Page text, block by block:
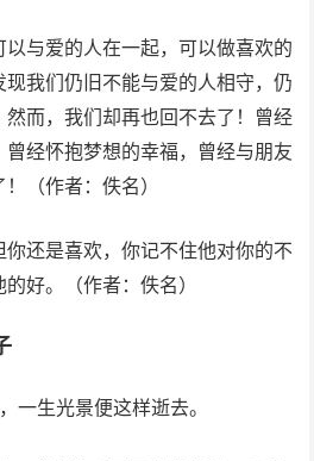
与爱的人在一起，可以做喜欢的
我们仍旧不能与爱的人相守，仍
然而，我们却再也回不去了！曾经
经怀抱梦想的幸福，曾经与朋友
（作者：佚名）
还是喜欢，你记不住他对你的不
好。（作者：佚名）
一生光景便这样逝去。